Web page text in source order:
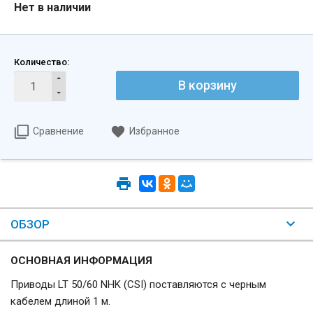
Нет в наличии
Количество:
В корзину
Сравнение Избранное
ОБЗОР
ОСНОВНАЯ ИНФОРМАЦИЯ
Приводы LT 50/60 NHK (CSI) поставляются с черным
кабелем длиной 1 м.